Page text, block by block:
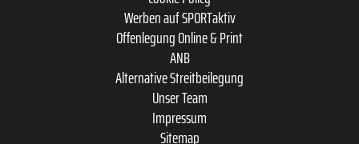
Werben auf SPORTaktiv
Offenlegung Online & Print
ANB
Alternative Streitbeilegung
Unser Team
Impressum
Sitemap